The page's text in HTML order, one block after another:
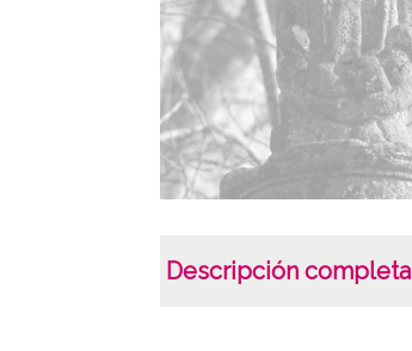
Descripción completa